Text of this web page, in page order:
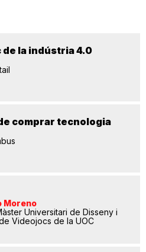
de la indústria 4.0
comprar tecnologia
Moreno
Universitari de Disseny i
Videojocs de la UOC